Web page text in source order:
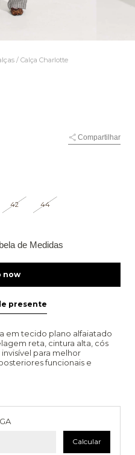
/ Calça Charlotte
Compartilhar
42 44
de Medidas
presente
em tecido plano alfaiatado
reta, cintura alta, cós
para melhor
funcionais e
Calcular